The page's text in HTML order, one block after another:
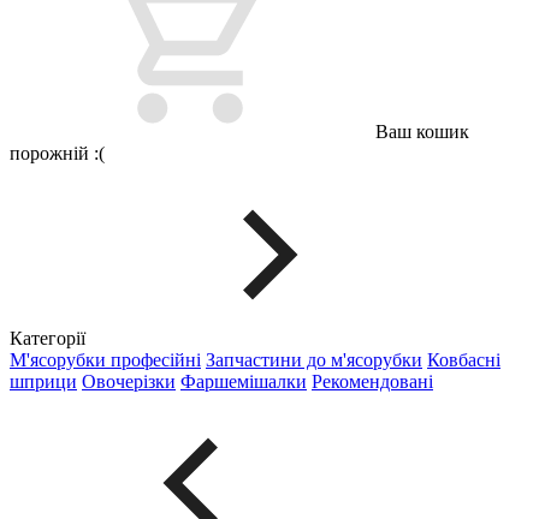
Ваш кошик
порожній :(
Категорії
М'ясорубки професійні Запчастини до м'ясорубки Ковбасні
шприци Овочерізки Фаршемішалки Рекомендовані